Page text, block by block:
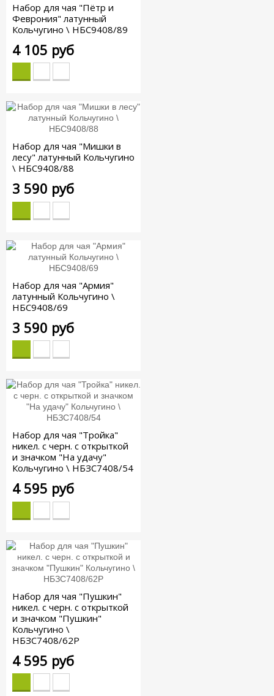
Набор для чая "Пётр и
Феврония" латунный
Кольчугино \ НБС9408/89
4 105 руб
Набор для чая "Мишки в
лесу" латунный Кольчугино
\ НБС9408/88
3 590 руб
Набор для чая "Армия"
латунный Кольчугино \
НБС9408/69
3 590 руб
Набор для чая "Тройка"
никел. с черн. с открыткой
и значком "На удачу"
Кольчугино \ НБЗС7408/54
4 595 руб
Набор для чая "Пушкин"
никел. с черн. с открыткой
и значком "Пушкин"
Кольчугино \
НБЗС7408/62Р
4 595 руб